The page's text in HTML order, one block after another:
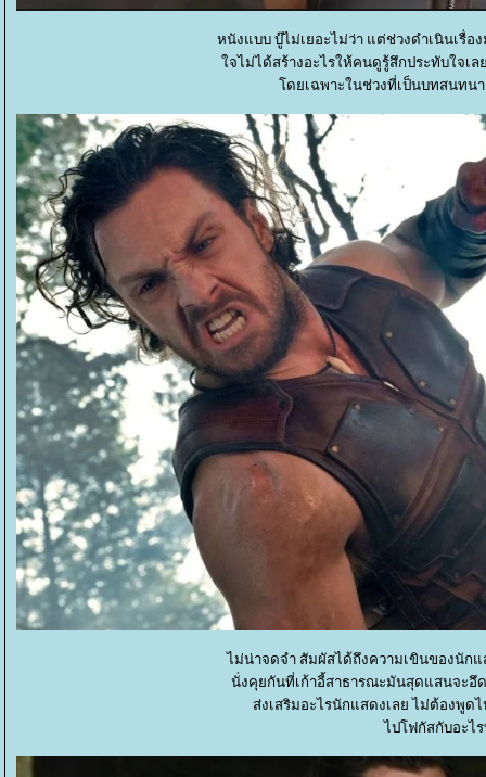
หนังแบบ บู๊ไม่เยอะไม่ว่า แต่ช่วงดำเนินเรื่อ
จไม่ได้สร้างอะไรให้คนดูรู้สึกประทับใจเ
ดยเฉพาะในช่วงที่เป็นบทสนทน
ไม่น่าจดจำ สัมผัสได้ถึงความเขินของนัก
นั่งคุยกันที่เก้าอี้สาธารณะมันสุดแสนจะ
ส่งเสริมอะไรนักแสดงเลย ไม่ต้องพูด
ไปโฟกัสกับอะ